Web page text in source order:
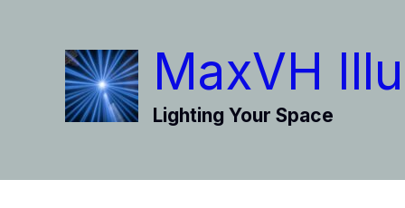
contenuto
MaxVH
Lighting Your Space